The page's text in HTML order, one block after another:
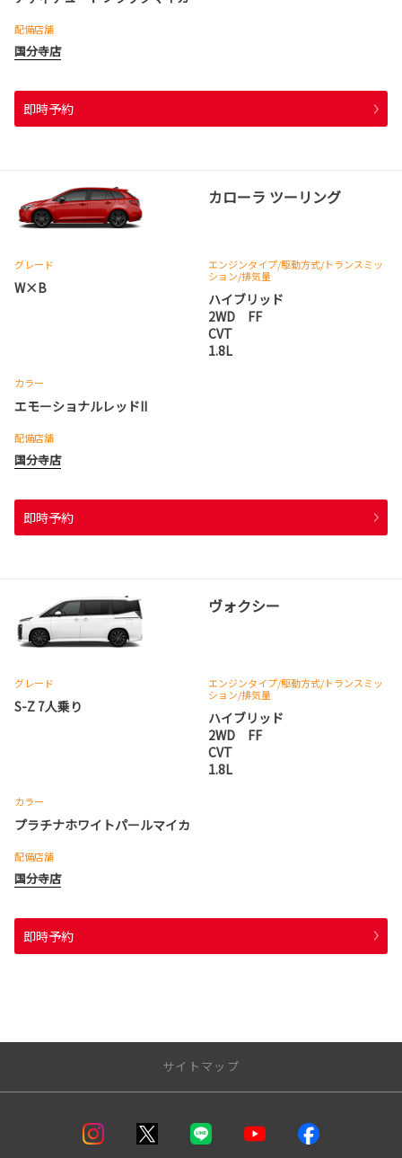
配備店舗
国分寺店
即時予約
カローラ ツーリング
グレード
W×B
エンジンタイプ/駆動方式/トランスミッ
ション/排気量
ハイブリッド
2WD FF
CVT
1.8L
カラー
エモーショナルレッドII
配備店舗
国分寺店
即時予約
ヴォクシー
グレード
S-Z 7人乗り
エンジンタイプ/駆動方式/トランスミッ
ション/排気量
ハイブリッド
2WD FF
CVT
1.8L
カラー
プラチナホワイトパールマイカ
配備店舗
国分寺店
即時予約
サイトマップ